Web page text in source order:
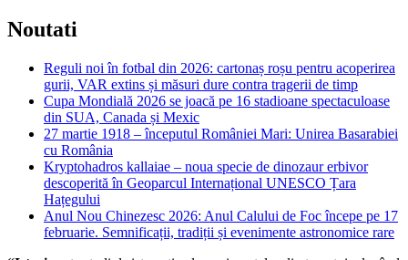
Noutati
Reguli noi în fotbal din 2026: cartonaș roșu pentru acoperirea
gurii, VAR extins și măsuri dure contra tragerii de timp
Cupa Mondială 2026 se joacă pe 16 stadioane spectaculoase
din SUA, Canada și Mexic
27 martie 1918 – începutul României Mari: Unirea Basarabiei
cu România
Kryptohadros kallaiae – noua specie de dinozaur erbivor
descoperită în Geoparcul Internațional UNESCO Țara
Hațegului
Anul Nou Chinezesc 2026: Anul Calului de Foc începe pe 17
februarie. Semnificații, tradiții și evenimente astronomice rare